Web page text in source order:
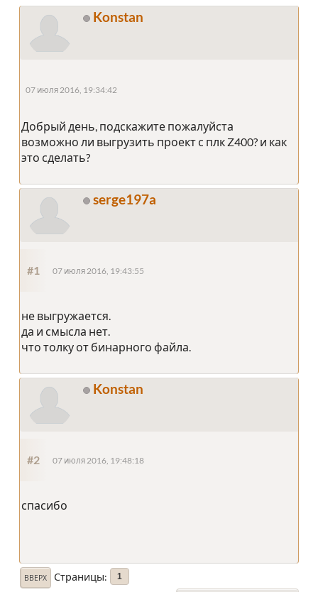
Konstan
07 июля 2016, 19:34:42
Добрый день, подскажите пожалуйста
возможно ли выгрузить проект с плк Z400? и как
это сделать?
serge197a
#1 07 июля 2016, 19:43:55
не выгружается.
да и смысла нет.
что толку от бинарного файла.
Konstan
#2 07 июля 2016, 19:48:18
спасибо
ВВЕРХ Страницы 1